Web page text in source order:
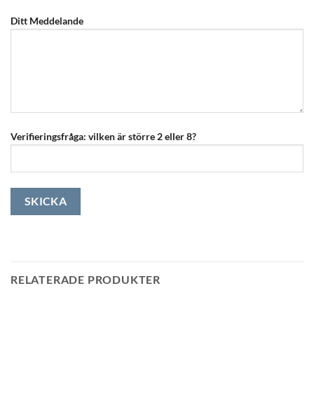
Ditt Meddelande
Verifieringsfråga: vilken är större 2 eller 8?
RELATERADE PRODUKTER